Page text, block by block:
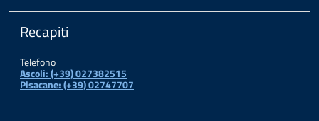
Recapiti
Telefono
Ascoli: (+39) 027382515
Pisacane: (+39) 02747707